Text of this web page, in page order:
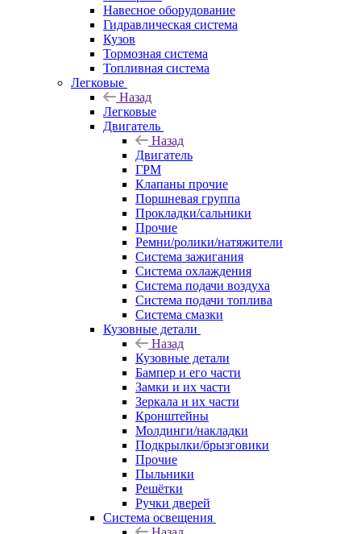
Навесное оборудование
Гидравлическая система
Кузов
Тормозная система
Топливная система
Легковые
Назад
Легковые
Двигатель
Назад
Двигатель
ГРМ
Клапаны прочие
Поршневая группа
Прокладки/сальники
Прочие
Ремни/ролики/натяжители
Система зажигания
Система охлаждения
Система подачи воздуха
Система подачи топлива
Система смазки
Кузовные детали
Назад
Кузовные детали
Бампер и его части
Замки и их части
Зеркала и их части
Кронштейны
Молдинги/накладки
Подкрылки/брызговики
Прочие
Пыльники
Решётки
Ручки дверей
Система освещения